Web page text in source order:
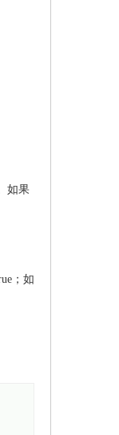
如果
；如